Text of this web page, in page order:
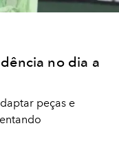
no dia a
peças e